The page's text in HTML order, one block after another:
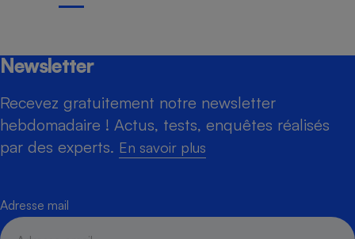
Newsletter
Recevez gratuitement notre newsletter
hebdomadaire ! Actus, tests, enquêtes réalisés
par des experts. En savoir plus
Adresse mail